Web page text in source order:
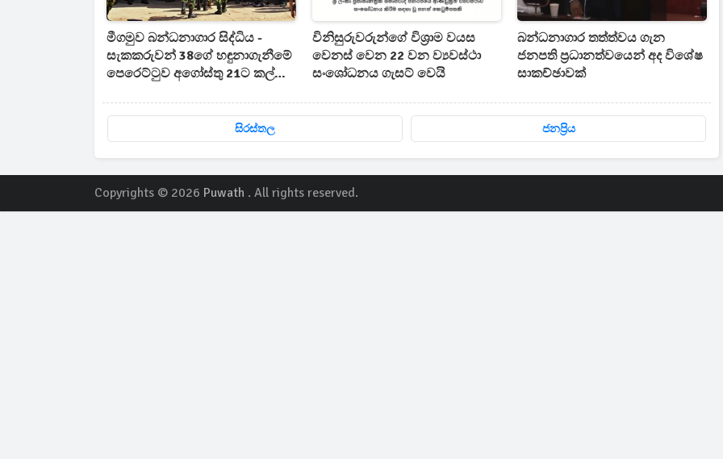
මීගමුව බන්ධනාගාර සිද්ධිය -
සැකකරුවන් 38ගේ හඳුනාගැනීමේ
පෙරෙට්ටුව අගෝස්තු 21ට කල්
විනිසුරුවරුන්ගේ විශ්‍රාම වයස
වෙනස් වෙන 22 වන ව්‍යවස්ථා
සංශෝධනය ගැසට් වෙයි
බන්ධනාගාර තත්ත්වය ගැන
ජනපති ප්‍රධානත්වයෙන් අද විශේෂ
සාකච්ඡාවක්
සිරස්තල ජනප්‍රිය
Copyrights © 2026 Puwath . All rights reserved.